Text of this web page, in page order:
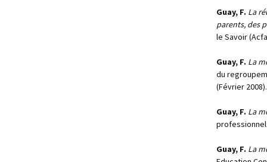
Guay, F. La
parents, des
le Savoir
Guay, F. La
du
(Février 2008).
Guay, F. La
professionnel
Guay, F. La